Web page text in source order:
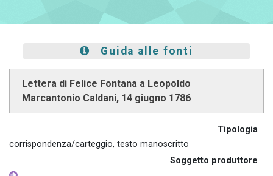
Guida alle fonti
Lettera di Felice Fontana a Leopoldo
Marcantonio Caldani, 14 giugno 1786
Tipologia
corrispondenza/carteggio, testo manoscritto
Soggetto produttore